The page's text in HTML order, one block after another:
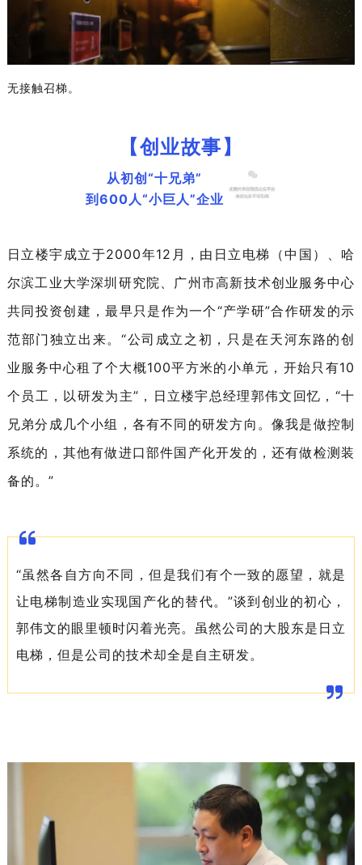
无接触召梯。
【创业故事】
从初创“十兄弟”
到600人“小巨人”企业
日立楼宇成立于2000年12月，由日立电梯（中国）、哈
尔滨工业大学深圳研究院、广州市高新技术创业服务中心
共同投资创建，最早只是作为一个“产学研”合作研发的示
范部门独立出来。“公司成立之初，只是在天河东路的创
业服务中心租了个大概100平方米的小单元，开始只有10
个员工，以研发为主”，日立楼宇总经理郭伟文回忆，“十
兄弟分成几个小组，各有不同的研发方向。像我是做控制
系统的，其他有做进口部件国产化开发的，还有做检测装
备的。”
“虽然各自方向不同，但是我们有个一致的愿望，就是
让电梯制造业实现国产化的替代。”谈到创业的初心，
郭伟文的眼里顿时闪着光亮。虽然公司的大股东是日立
电梯，但是公司的技术却全是自主研发。